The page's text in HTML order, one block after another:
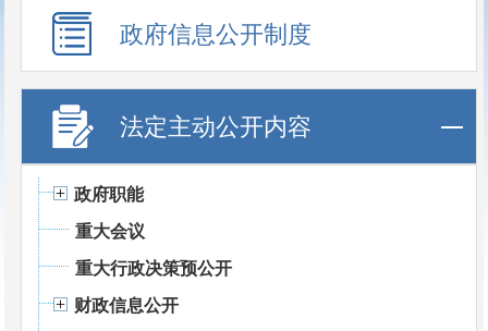
政府信息公开制度
法定主动公开内容
政府职能
重大会议
重大行政决策预公开
财政信息公开